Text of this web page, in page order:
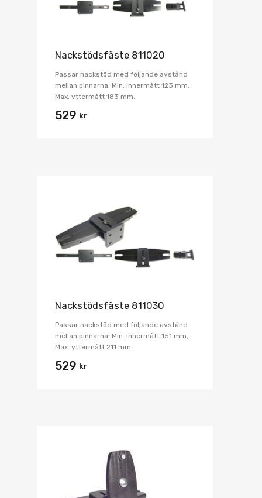
Nackstödsfäste 811020
Passar nackstöd med följande avstånd
mellan pinnarna: Min. innermått 123 mm,
Max. yttermått 183 mm.
529 kr
Nackstödsfäste 811030
Passar nackstöd med följande avstånd
mellan pinnarna: Min. innermått 151 mm,
Max. yttermått 211 mm.
529 kr